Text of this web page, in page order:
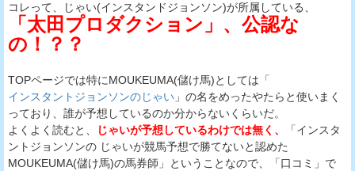
コレって、じゃい(インスタンドジョンソン)が所属している、
「太田プロダクション」、公認な
の！？？
TOPページでは特にMOUKEUMA(儲け馬)としては「
インスタントジョンソンのじゃい 」の名をめったやたらと使いまく
っており、誰が予想しているのか分からないくらいだ。
よくよく読むと、
じゃいが予想しているわけでは無く、
「インスタ
ントジョンソンの じゃいが競馬予想で勝てないと認めた
MOUKEUMA(儲け馬)の馬券師」ということなので、「口コミ」で